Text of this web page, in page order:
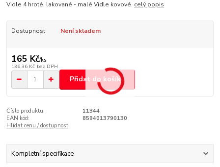
Vidle 4 hroté, lakované - malé Vidle kovové. celý popis
Dostupnost Není skladem
165 Kč/ks
136,36 Kč bez DPH
Přidat do košíku
Číslo produktu:
11344
EAN kód:
8594013790130
Hlídat cenu / dostupnost
Kompletní specifikace